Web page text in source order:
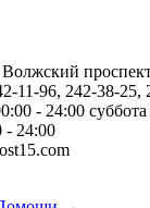
Волжский
11-96, 242-38-25,
- 24:00
- 24:00